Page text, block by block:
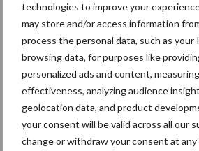
technologies to improve your
may store and/or access information
process the personal data, such as your
browsing data, for purposes like
personalized ads and content,
effectiveness, analyzing audience
geolocation data, and product
your consent will be valid across all our
change or withdraw your consent at
Afrikaanse
varkenspest
Toon meer